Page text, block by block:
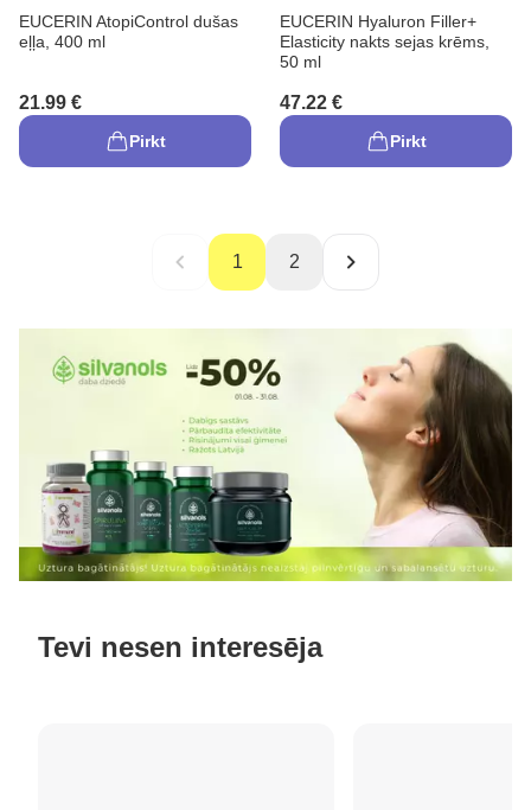
EUCERIN AtopiControl dušas
eļļa, 400 ml
21.99 €
Pirkt
EUCERIN Hyaluron Filler+
Elasticity nakts sejas krēms,
50 ml
47.22 €
Pirkt
1 2
Tevi nesen interesēja